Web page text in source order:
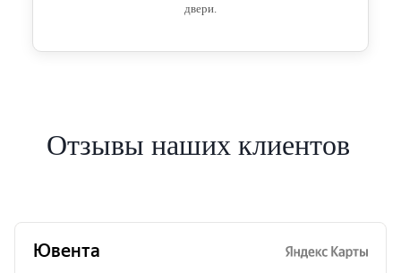
двери.
Отзывы наших клиентов